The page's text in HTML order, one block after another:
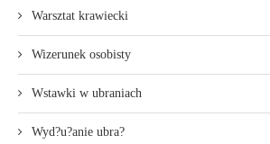
Warsztat krawiecki
Wizerunek osobisty
Wstawki w ubraniach
Wyd?u?anie ubra?